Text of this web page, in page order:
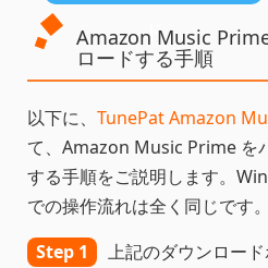
ド
Amazon Music
ロードする手順
以下に、 TunePat Amazon
て、Amazon Music Prime を
する手順をご説明します。
での操作流れは全く同じです。
Step 1
上記のダウンロード